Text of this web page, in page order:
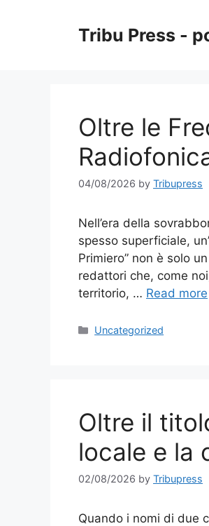
Tribu Press -
Oltre le
04/08/2026 by Tribupress
Nell’era della
spesso superficiale,
Primiero” non è solo
redattori che, come
territorio, … Read more
Categories
Uncategorized
Oltre il
locale e la
02/08/2026 by Tribupress
Quando i nomi di due